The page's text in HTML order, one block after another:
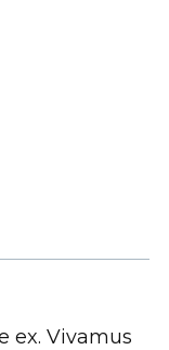
ex. Vivamus